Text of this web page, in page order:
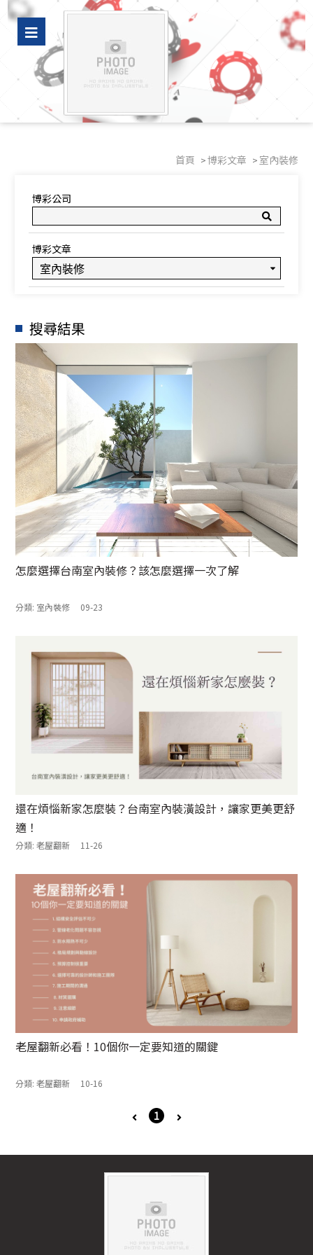
豪好看｜新屋裝潢、老屋翻新專家推薦，水電裝修與冷氣空調設計師精選
廠商
首頁 博彩文章 室內裝修
博彩公司
博彩文章
搜尋結果
怎麼選擇台南室內裝修？該怎麼選擇一次了解
分類: 室內裝修 09-23
還在煩惱新家怎麼裝？台南室內裝潢設計，讓家更美更舒
適！
分類:老屋翻新 11-26
老屋翻新必看！10個你一定要知道的關鍵
分類:老屋翻新 10-16
1